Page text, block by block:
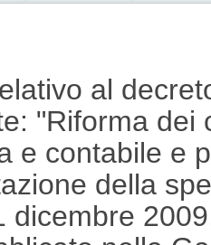
al
"Riforma dei
e contabile e
della
dicembre